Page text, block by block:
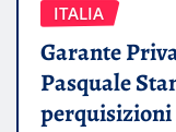
ITALIA
Garante
Pasquale